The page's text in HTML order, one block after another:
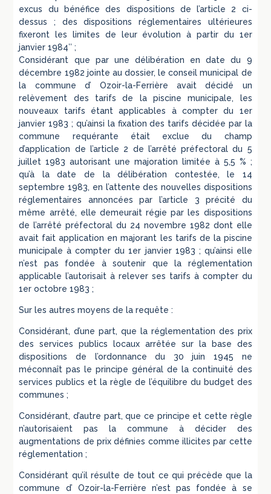
excus du bénéfice des dispositions de l’article 2 ci-
dessus ; des dispositions réglementaires ultérieures
fixeront les limites de leur évolution à partir du 1er
janvier 1984″ ;
Considérant que par une délibération en date du 9
décembre 1982 jointe au dossier, le conseil municipal de
la commune d’ Ozoir-la-Ferrière avait décidé un
relèvement des tarifs de la piscine municipale, les
nouveaux tarifs étant applicables à compter du 1er
janvier 1983 ; qu’ainsi la fixation des tarifs décidée par la
commune requérante était exclue du champ
d’application de l’article 2 de l’arrêté préfectoral du 5
juillet 1983 autorisant une majoration limitée à 5,5 % ;
qu’à la date de la délibération contestée, le 14
septembre 1983, en l’attente des nouvelles dispositions
réglementaires annoncées par l’article 3 précité du
même arrêté, elle demeurait régie par les dispositions
de l’arrêté préfectoral du 24 novembre 1982 dont elle
avait fait application en majorant les tarifs de la piscine
municipale à compter du 1er janvier 1983 ; qu’ainsi elle
n’est pas fondée à soutenir que la réglementation
applicable l’autorisait à relever ses tarifs à compter du
1er octobre 1983 ;
Sur les autres moyens de la requête :
Considérant, d’une part, que la réglementation des prix
des services publics locaux arrêtée sur la base des
dispositions de l’ordonnance du 30 juin 1945 ne
méconnaît pas le principe général de la continuité des
services publics et la règle de l’équilibre du budget des
communes ;
Considérant, d’autre part, que ce principe et cette règle
n’autorisaient pas la commune à décider des
augmentations de prix définies comme illicites par cette
réglementation ;
Considérant qu’il résulte de tout ce qui précède que la
commune d’ Ozoir-la-Ferrière n’est pas fondée à se